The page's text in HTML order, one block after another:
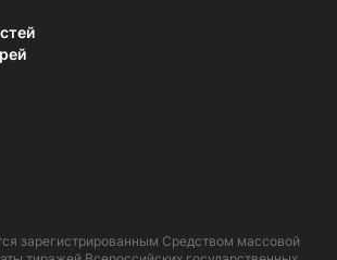
зарегистрированным Средством массовой